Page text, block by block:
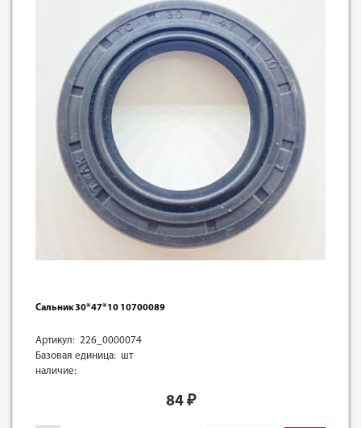
Сальник 30*47*10 10700089
Артикул: 226_0000074
Базовая единица: шт
наличие:
84₽